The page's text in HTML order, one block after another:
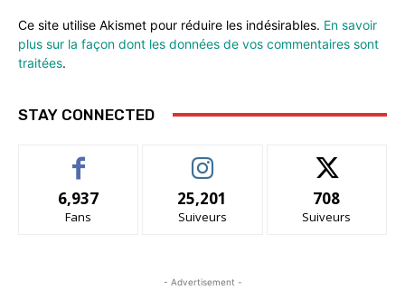
Ce site utilise Akismet pour réduire les indésirables. En savoir
plus sur la façon dont les données de vos commentaires sont
traitées.
STAY CONNECTED
6,937
Fans
25,201
Suiveurs
708
Suiveurs
- Advertisement -